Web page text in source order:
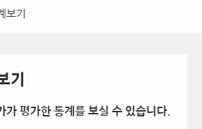
보기
기
가 평가한 통계를 보실 수 있습니다.